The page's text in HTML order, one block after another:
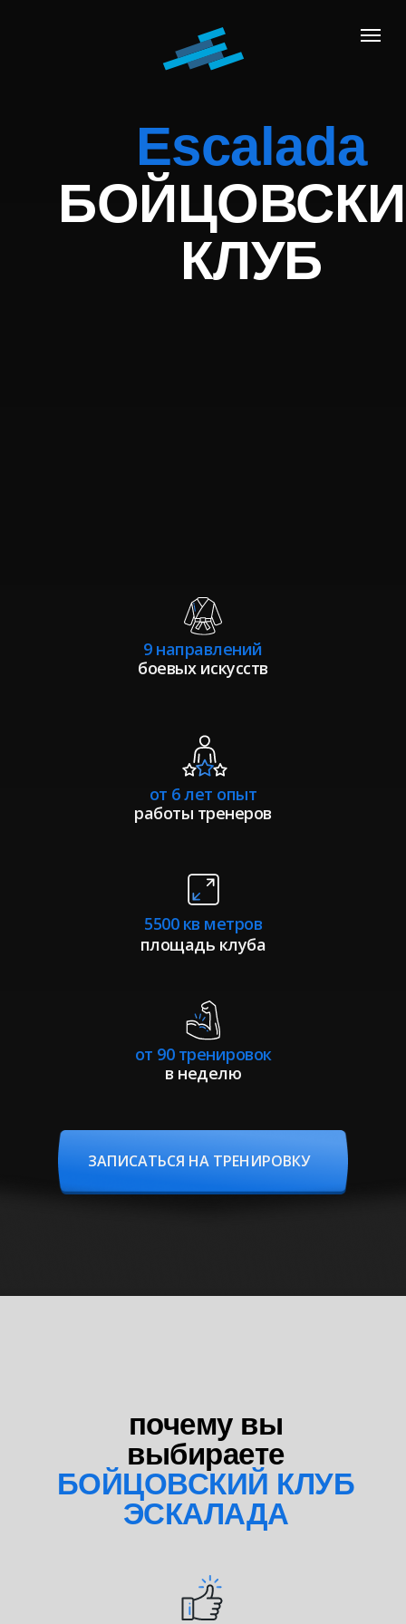
Escalada
КЛУБ
ЗАПИСАТЬСЯ НА ТРЕНИРОВКУ
от 6 лет опыт
работы тренеров
5500 кв метров
площадь клуба
от 90 тренировок
в неделю
9 направлений
боевых искусств
почему вы
выбираете
БОЙЦОВСКИЙ КЛУБ
ЭСКАЛАДА